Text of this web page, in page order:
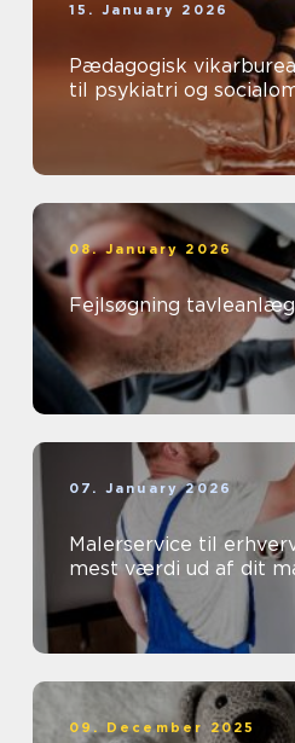
15. January 2026
Pædagogisk vikarbureau fleksibel
til psykiatri og
08. January 2026
Fejlsøgning tavleanlæg
07. January 2026
Malerservice til
mest værdi ud af dit
09. December 2025